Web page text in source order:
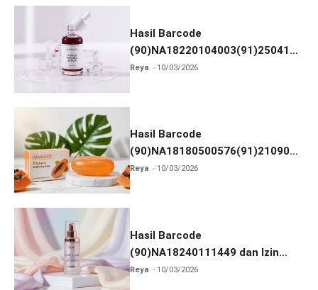
Hasil Barcode
(90)NA18220104003(91)250418
dan Izin BPOM
Reya 10/03/2026
Hasil Barcode
(90)NA18180500576(91)210906
dan Izin BPOM
Reya 10/03/2026
Hasil Barcode
(90)NA18240111449 dan Izin
BPOM
Reya 10/03/2026